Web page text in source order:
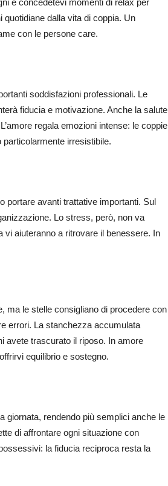
dalla vita di coppia. Un
con le persone care.
soddisfazioni professionali. Le
fiducia e motivazione. Anche la salute
regala emozioni intense: le coppie
irresistibile.
portare avanti trattative importanti. Sul
Lo stress, però, non va
vi aiuteranno a ritrovare il benessere. In
ma le stelle consigliano di procedere con
errori. La stanchezza accumulata
avete trascurato il riposo. In amore
equilibrio e sostegno.
giornata, rendendo più semplici anche le
di affrontare ogni situazione con
la fiducia reciproca resta la